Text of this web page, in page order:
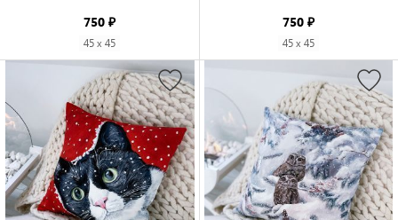
750 ₽
45 x 45
750 ₽
45 x 45